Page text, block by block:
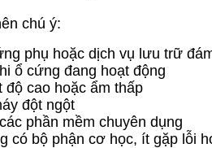
chú ý:
phụ hoặc dịch vụ lưu trữ
ổ cứng đang hoạt động
cao hoặc ẩm thấp
đột ngột
phần mềm chuyên dụng
có bộ phận cơ học, ít gặp lỗi